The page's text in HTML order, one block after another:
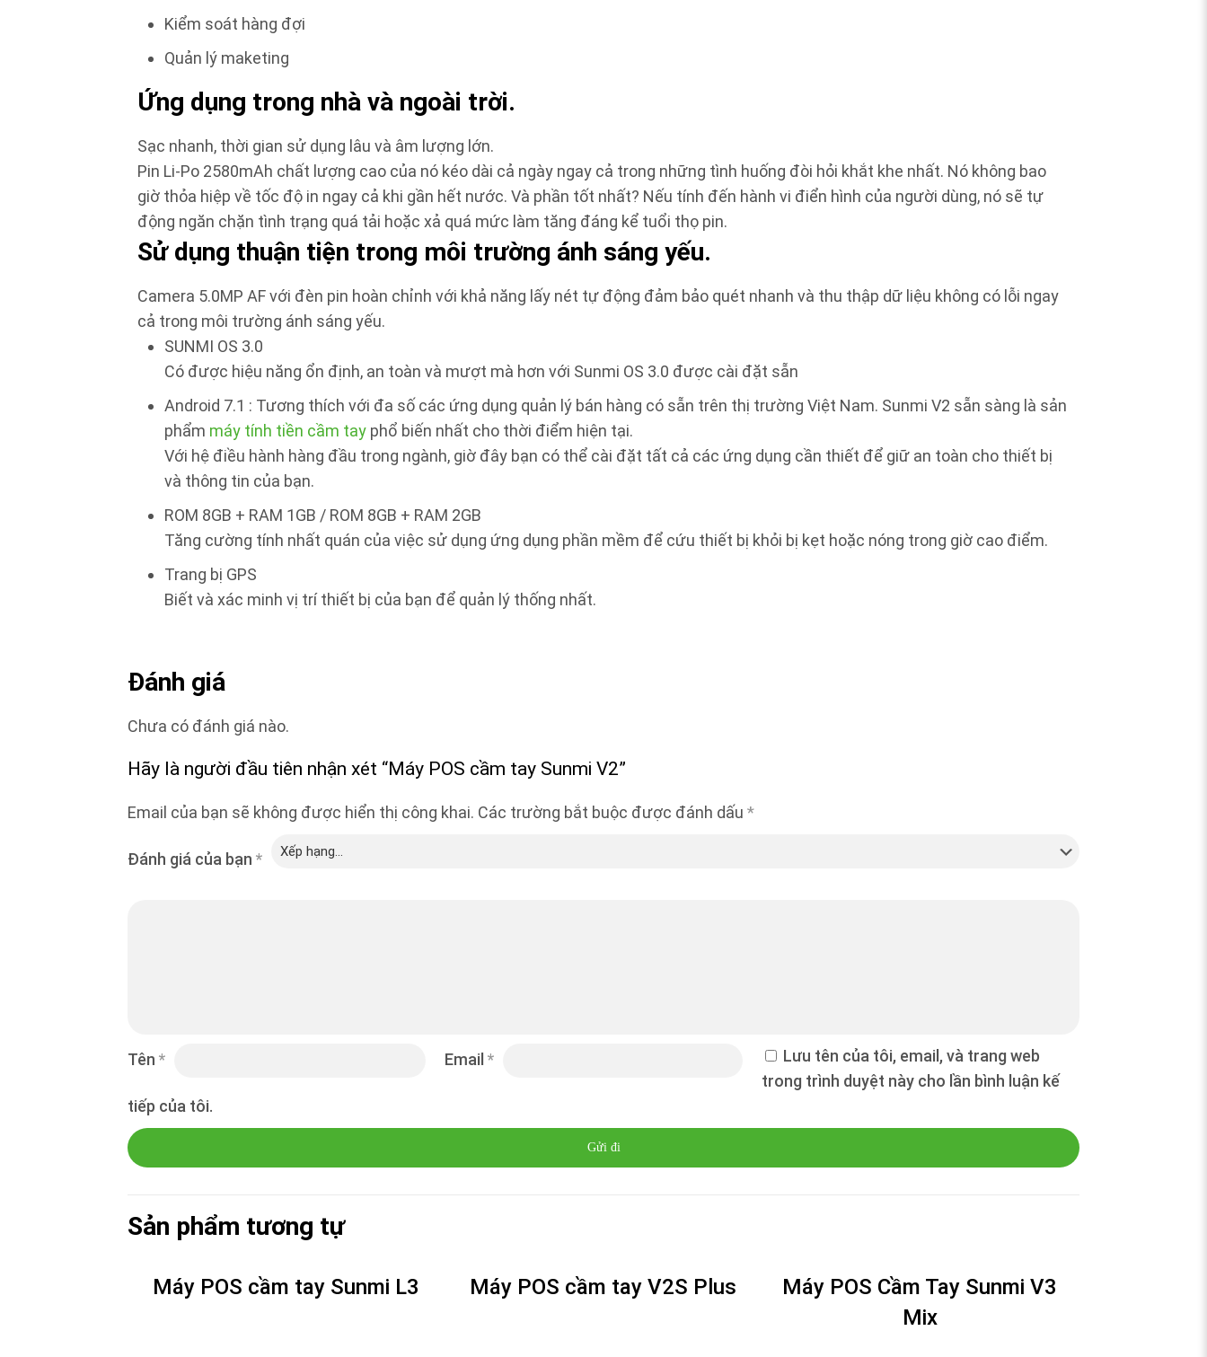
Kiểm soát hàng đợi
Quản lý maketing
Ứng dụng trong nhà và ngoài trời.
Sạc nhanh, thời gian sử dụng lâu và âm lượng lớn.
Pin Li-Po 2580mAh chất lượng cao của nó kéo dài cả ngày ngay cả trong những tình huống đòi hỏi khắt khe nhất. Nó không bao
giờ thỏa hiệp về tốc độ in ngay cả khi gần hết nước. Và phần tốt nhất? Nếu tính đến hành vi điển hình của người dùng, nó sẽ tự
động ngăn chặn tình trạng quá tải hoặc xả quá mức làm tăng đáng kể tuổi thọ pin.
Sử dụng thuận tiện trong môi trường ánh sáng yếu.
Camera 5.0MP AF với đèn pin hoàn chỉnh với khả năng lấy nét tự động đảm bảo quét nhanh và thu thập dữ liệu không có lỗi ngay
cả trong môi trường ánh sáng yếu.
SUNMI OS 3.0
Có được hiệu năng ổn định, an toàn và mượt mà hơn với Sunmi OS 3.0 được cài đặt sẵn
Android 7.1 : Tương thích với đa số các ứng dụng quản lý bán hàng có sẵn trên thị trường Việt Nam. Sunmi V2 sẵn sàng là sản
phẩm máy tính tiền cầm tayphổ biến nhất cho thời điểm hiện tại.
Với hệ điều hành hàng đầu trong ngành, giờ đây bạn có thể cài đặt tất cả các ứng dụng cần thiết để giữ an toàn cho thiết bị
và thông tin của bạn.
ROM 8GB + RAM 1GB / ROM 8GB + RAM 2GB
Tăng cường tính nhất quán của việc sử dụng ứng dụng phần mềm để cứu thiết bị khỏi bị kẹt hoặc nóng trong giờ cao điểm.
Trang bị GPS
Biết và xác minh vị trí thiết bị của bạn để quản lý thống nhất.
Đánh giá
Chưa có đánh giá nào.
Hãy là người đầu tiên nhận xét “Máy POS cầm tay Sunmi V2”
Email của bạn sẽ không được hiển thị công khai. Các trường bắt buộc được đánh dấu *
Đánh giá của bạn *
Tên * Email *
Lưu tên của tôi, email, và trang web
trong trình duyệt này cho lần bình luận kế
tiếp của tôi.
Sản phẩm tương tự
Máy POS cầm tay Sunmi L3 Máy POS cầm tay V2S Plus
Máy POS Cầm Tay Sunmi V3
Mix